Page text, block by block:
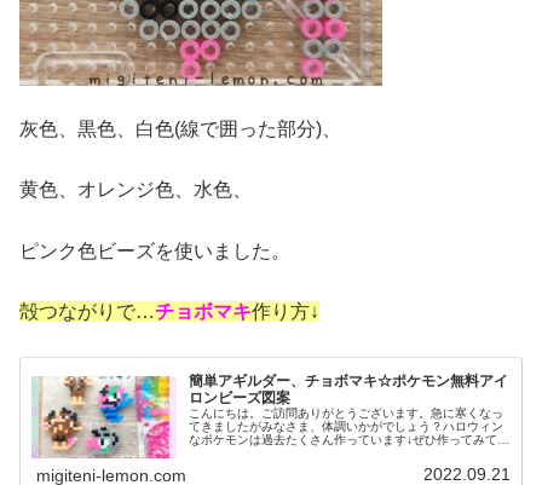
灰色、黒色、白色(線で囲った部分)、
黄色、オレンジ色、水色、
ピンク色ビーズを使いました。
殻つながりで…チョボマキ作り方↓
簡単アギルダー、チョボマキ☆ポケモン無料アイ
ロンビーズ図案
こんにちは。ご訪問ありがとうございます。急に寒くなっ
てきましたがみなさま、体調いかがでしょう？ハロウィン
なポケモンは過去たくさん作っています↓ぜひ作ってみてく
migiteni-lemon.com 2022.09.21